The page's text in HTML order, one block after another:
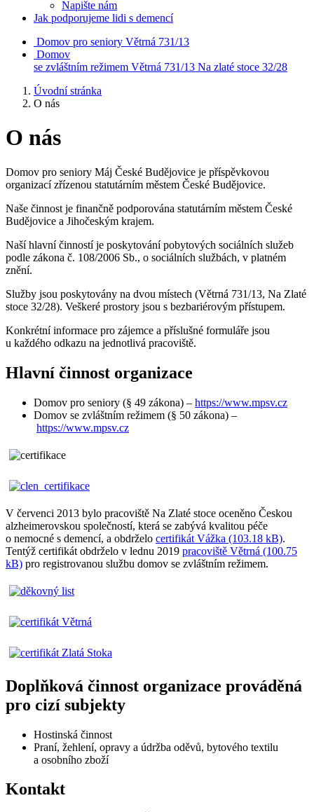
Napište nám
Jak podporujeme lidi s demencí
Domov pro seniory Větrná 731/13
Domov
se zvláštním režimem Větrná 731/13 Na zlaté stoce 32/28
Úvodní stránka
O nás
O nás
Domov pro seniory Máj České Budějovice je příspěvkovou
organizací zřízenou statutárním městem České Budějovice.
Naše činnost je finančně podporována statutárním městem České
Budějovice a Jihočeským krajem.
Naší hlavní činností je poskytování pobytových sociálních služeb
podle zákona č. 108/2006 Sb., o sociálních službách, v platném
znění.
Služby jsou poskytovány na dvou místech (Větrná 731/13, Na Zlaté
stoce 32/28). Veškeré prostory jsou s bezbariérovým přístupem.
Konkrétní informace pro zájemce a příslušné formuláře jsou
u každého odkazu na jednotlivá pracoviště.
Hlavní činnost organizace
Domov pro seniory (§ 49 zákona) – https://www.mpsv.cz
Domov se zvláštním režimem (§ 50 zákona) –
https://www.mpsv.cz
V červenci 2013 bylo pracoviště Na Zlaté stoce oceněno Českou
alzheimerovskou společností, která se zabývá kvalitou péče
o nemocné s demencí, a obdrželo certifikát Vážka (103.18 kB).
Tentýž certifikát obdrželo v lednu 2019 pracoviště Větrná (100.75
kB) pro registrovanou službu domov se zvláštním režimem.
Doplňková činnost organizace prováděná
pro cizí subjekty
Hostinská činnost
Praní, žehlení, opravy a údržba oděvů, bytového textilu
a osobního zboží
Kontakt